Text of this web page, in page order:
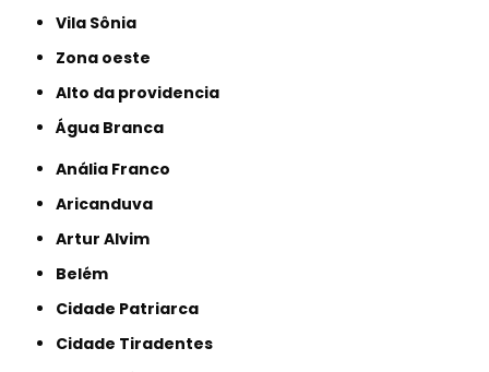
Vila Sônia
Zona oeste
alto da providencia
Água Branca
Anália Franco
Aricanduva
Artur Alvim
Belém
Cidade Patriarca
Cidade Tiradentes